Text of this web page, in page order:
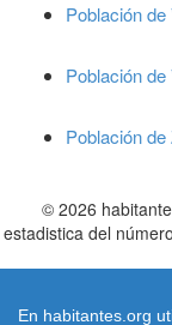
Población de
Población de
Población
© 2026
estadistica del
305 de fecha 21
En habitantes.org